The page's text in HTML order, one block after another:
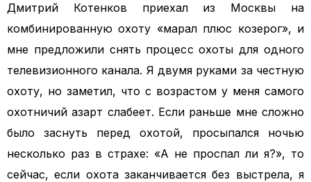
Дмитрий Котенков приехал из Москвы на
комбинированную охоту «марал плюс козерог», и
мне предложили снять процесс охоты для одного
телевизионного канала. Я двумя руками за честную
охоту, но заметил, что с возрастом у меня самого
охотничий азарт слабеет. Если раньше мне сложно
было заснуть перед охотой, просыпался ночью
несколько раз в страхе: «А не проспал ли я?», то
сейчас, если охота заканчивается без выстрела, я